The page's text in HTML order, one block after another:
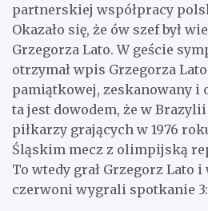
partnerskiej współpracy
Okazało się, że ów szef był
Grzegorza Lato. W geście
otrzymał wpis Grzegorza
pamiątkowej, zeskanowany i
ta jest dowodem, że w
piłkarzy grających w 1976
Śląskim mecz z olimpijską
To wtedy grał Grzegorz Lato i
czerwoni wygrali spotkanie